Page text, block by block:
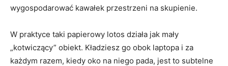
wygospodarować kawałek przestrzeni na skupienie.
W praktyce taki papierowy lotos działa jak mały
„kotwiczący” obiekt. Kładziesz go obok laptopa i za
każdym razem, kiedy oko na niego pada, jest to subtelne